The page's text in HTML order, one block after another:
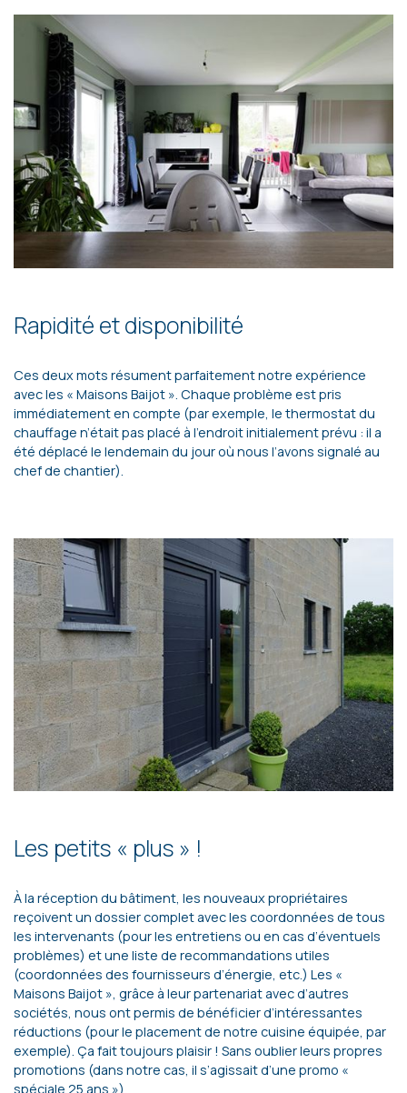
Rapidité et disponibilité
Ces deux mots résument parfaitement notre expérience
avec les « Maisons Baijot ». Chaque problème est pris
immédiatement en compte (par exemple, le thermostat du
chauffage n’était pas placé à l’endroit initialement prévu : il a
été déplacé le lendemain du jour où nous l’avons signalé au
chef de chantier).
Les petits « plus » !
À la réception du bâtiment, les nouveaux propriétaires
reçoivent un dossier complet avec les coordonnées de tous
les intervenants (pour les entretiens ou en cas d’éventuels
problèmes) et une liste de recommandations utiles
(coordonnées des fournisseurs d’énergie, etc.) Les «
Maisons Baijot », grâce à leur partenariat avec d’autres
sociétés, nous ont permis de bénéficier d’intéressantes
réductions (pour le placement de notre cuisine équipée, par
exemple). Ça fait toujours plaisir ! Sans oublier leurs propres
promotions (dans notre cas, il s’agissait d’une promo «
spéciale 25 ans »).